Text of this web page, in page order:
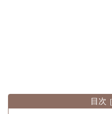
目次